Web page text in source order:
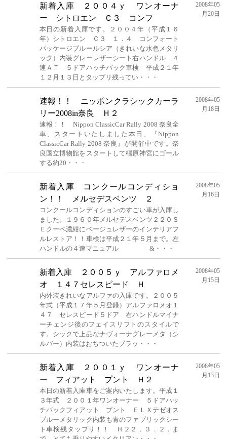
新着入庫 ２００４ｙ ワンオーナ
ー シトロエン Ｃ３ コンフ
本日の新着入庫です。２００４年（平成１６
年）シトロエン Ｃ３ １．４ コンフォート
パッケージブルールシア（きれいな水色メタリ
ック）内装グレーレザーシート右ハンドル ４
速ＡＴ ５ドアハッチバック車検 平成２１年
１２月１３日とタップリ残ってい・・・
2008年05
月20日
速報！！ ニッポンクラシックカーラ
リー2008in奈良 Ｈ２
速報！！ Nippon ClassicCar Rally 2008 奈良全
車、スタートいたしました本日、『Nippon
ClassicCar Rally 2008 奈良』が開催中です。奈
良国立博物館をスタートして橿原神宮にゴール
する約20・・・
2008年05
月18日
新着入庫 コンクールコンディショ
ン！！ メルセデスベンツ ２
コンクールコンディションのすごい車が入庫し
ました。１９６０年メルセデスベンツ２２０Ｓ
Ｅクーペ濃紺にベージュレザーのインテリアフ
ルレストア！！車検は平成２１年５月まで。左
ハンドルの４速マニュアル &・・・
2008年05
月16日
新着入庫 ２００５ｙ アルファロメ
オ １４７セレスピード Ｈ
内外装きれいなアルファの入庫です。２００５
年式（平成１７年５月登録）アルファロメオ１
４７ セレスピード５ドア 右ハンドルマイナ
ーチェンジ後のフェイスリフトのスタイルで
す。シックで上品なナヴォーナグレーメタ（シ
ルバー）内装はおちついたブラッ・・・
2008年05
月15日
新着入庫 ２００１ｙ ワンオーナ
ー フィアット プント Ｈ２
本日の新着入庫車をご案内いたします。平成１
３年式 ２００１年ワンオーナー ５ドアハッ
チバックフィアット プント ＥＬＸテゼオス
ブルーメタリック内装も青のファブリックシー
ト車検残タップリ！！ Ｈ２２．３．２．ま
2008年05
月13日